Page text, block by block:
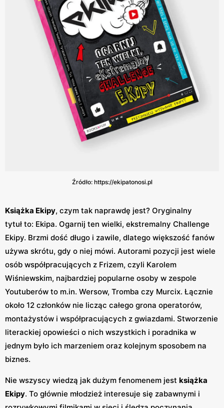
Źródło: https://ekipatonosi.pl
Książka Ekipy, czym tak naprawdę jest? Oryginalny
tytuł to: Ekipa. Ogarnij ten wielki, ekstremalny Challenge
Ekipy. Brzmi dość długo i zawile, dlatego większość fanów
używa skrótu, gdy o niej mówi. Autorami pozycji jest wiele
osób współpracujących z Frizem, czyli Karolem
Wiśniewskim, najbardziej popularne osoby w zespole
Youtuberów to m.in. Wersow, Tromba czy Murcix. Łącznie
około 12 członków nie licząc całego grona operatorów,
montażystów i współpracujących z gwiazdami. Stworzenie
literackiej opowieści o nich wszystkich i poradnika w
jednym było ich marzeniem oraz kolejnym sposobem na
biznes.
Nie wszyscy wiedzą jak dużym fenomenem jest książka
Ekipy. To głównie młodzież interesuje się zabawnymi i